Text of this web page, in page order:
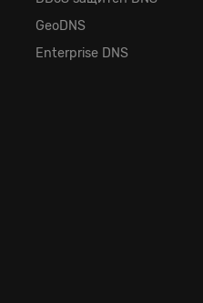
GeoDNS
Enterprise DNS